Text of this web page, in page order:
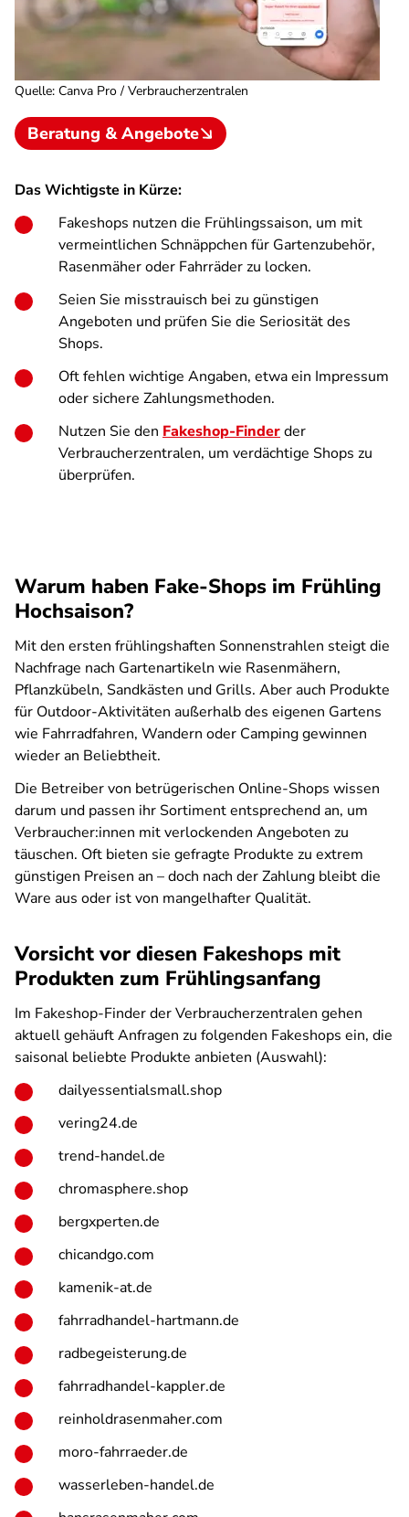
Quelle: Canva Pro / Verbraucherzentralen
Beratung & Angebote
Das Wichtigste in Kürze:
Fakeshops nutzen die Frühlingssaison, um mit
vermeintlichen Schnäppchen für Gartenzubehör,
Rasenmäher oder Fahrräder zu locken.
Seien Sie misstrauisch bei zu günstigen
Angeboten und prüfen Sie die Seriosität des
Shops.
Oft fehlen wichtige Angaben, etwa ein Impressum
oder sichere Zahlungsmethoden.
Nutzen Sie den Fakeshop-Finderder
Verbraucherzentralen, um verdächtige Shops zu
überprüfen.
Warum haben Fake-Shops im Frühling
Hochsaison?
Mit den ersten frühlingshaften Sonnenstrahlen steigt die
Nachfrage nach Gartenartikeln wie Rasenmähern,
Pflanzkübeln, Sandkästen und Grills. Aber auch Produkte
für Outdoor-Aktivitäten außerhalb des eigenen Gartens
wie Fahrradfahren, Wandern oder Camping gewinnen
wieder an Beliebtheit.
Die Betreiber von betrügerischen Online-Shops wissen
darum und passen ihr Sortiment entsprechend an, um
Verbraucher:innen mit verlockenden Angeboten zu
täuschen. Oft bieten sie gefragte Produkte zu extrem
günstigen Preisen an – doch nach der Zahlung bleibt die
Ware aus oder ist von mangelhafter Qualität.
Vorsicht vor diesen Fakeshops mit
Produkten zum Frühlingsanfang
Im Fakeshop-Finder der Verbraucherzentralen gehen
aktuell gehäuft Anfragen zu folgenden Fakeshops ein, die
saisonal beliebte Produkte anbieten (Auswahl):
dailyessentialsmall.shop
vering24.de
trend-handel.de
chromasphere.shop
bergxperten.de
chicandgo.com
kamenik-at.de
fahrradhandel-hartmann.de
radbegeisterung.de
fahrradhandel-kappler.de
reinholdrasenmaher.com
moro-fahrraeder.de
wasserleben-handel.de